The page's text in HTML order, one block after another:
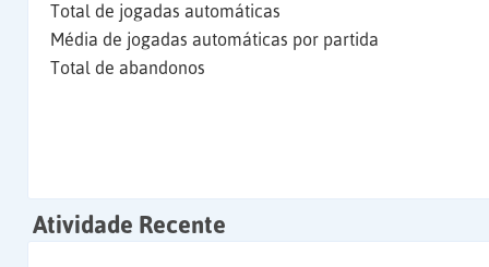
Total de jogadas automáticas
Média de jogadas automáticas por partida
Total de abandonos
Atividade Recente